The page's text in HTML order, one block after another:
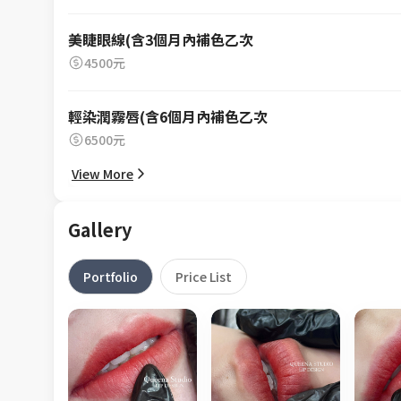
美睫眼線(含3個月內補色乙次
4500元
輕染潤霧唇(含6個月內補色乙次
6500元
View More
Gallery
Portfolio Price List